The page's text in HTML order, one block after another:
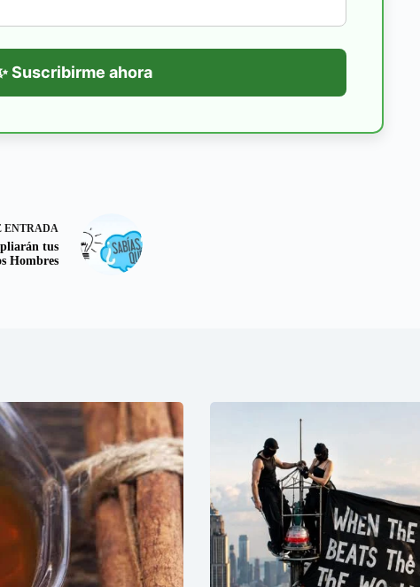
Suscribirme ahora
ENTRADA
tus
Hombres